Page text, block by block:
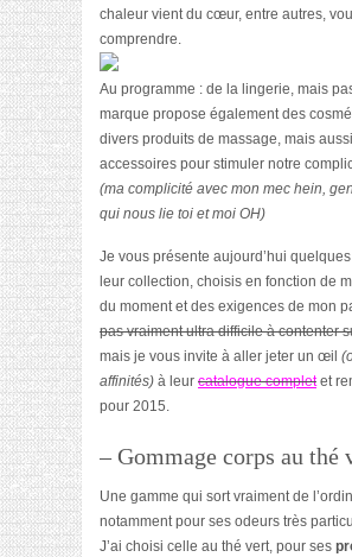
chaleur vient du cœur, entre autres,
comprendre.
Au programme : de la lingerie, mais
marque propose également des
divers produits de massage, mais
accessoires pour stimuler notre
(ma complicité avec mon mec hein,
qui nous lie toi et moi OH)
Je vous présente aujourd’hui
leur collection, choisis en fonction de
du moment et des exigences de mon
pas vraiment ultra difficile à contenter
mais je vous invite à aller jeter un œil
affinités) à leur catalogue completet
pour 2015.
– Gommage corps au thé
Une gamme qui sort vraiment de
notamment pour ses odeurs très
J’ai choisi celle au thé vert, pour ses